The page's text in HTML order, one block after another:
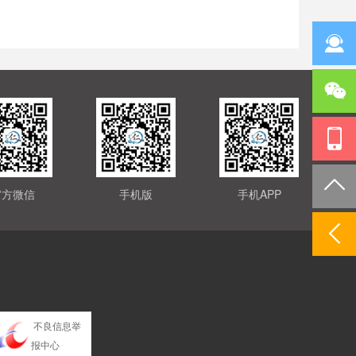
手机APP
手机版
微信
不良信息举
报中心